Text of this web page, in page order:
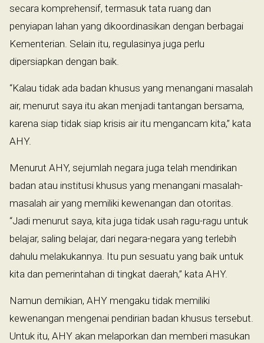
secara komprehensif, termasuk tata ruang dan
penyiapan lahan yang dikoordinasikan dengan berbagai
Kementerian. Selain itu, regulasinya juga perlu
dipersiapkan dengan baik.
“Kalau tidak ada badan khusus yang menangani masalah
air, menurut saya itu akan menjadi tantangan bersama,
karena siap tidak siap krisis air itu mengancam kita,” kata
AHY.
Menurut AHY, sejumlah negara juga telah mendirikan
badan atau institusi khusus yang menangani masalah-
masalah air yang memiliki kewenangan dan otoritas.
“Jadi menurut saya, kita juga tidak usah ragu-ragu untuk
belajar, saling belajar, dari negara-negara yang terlebih
dahulu melakukannya. Itu pun sesuatu yang baik untuk
kita dan pemerintahan di tingkat daerah,” kata AHY.
Namun demikian, AHY mengaku tidak memiliki
kewenangan mengenai pendirian badan khusus tersebut.
Untuk itu, AHY akan melaporkan dan memberi masukan